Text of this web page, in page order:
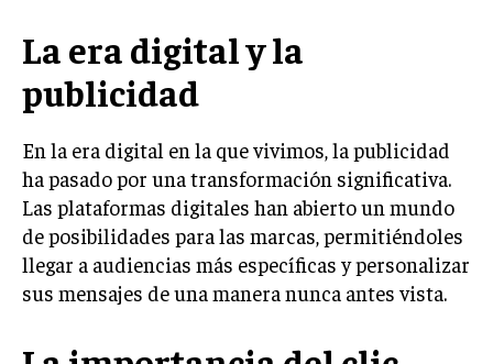
GESTIÓN DE PRODUCTOS
COMUNICACIÓN CORPORATIVA
INVESTIGACIÓN DE MERCADO
ANÁLISIS DE COMPETENCIA
GESTIÓN DE CLIENTES
EMPRENDIMIENTO
La era digital y la
publicidad
En la era digital en la que vivimos, la publicidad
ha pasado por una transformación significativa.
Las plataformas digitales han abierto un mundo
de posibilidades para las marcas, permitiéndoles
llegar a audiencias más específicas y personalizar
sus mensajes de una manera nunca antes vista.